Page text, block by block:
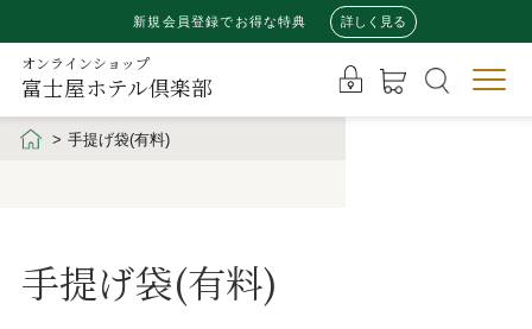
新規会員登録でお得な特典 詳しく見る
オンラインショップ
富士屋ホテル倶楽部
手提げ袋(有料)
手提げ袋(有料)